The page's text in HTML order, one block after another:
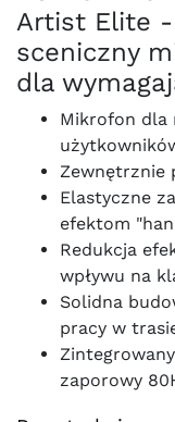
Artist Elite
sceniczny
dla
Mikrofon dla
Zewnętrznie
Elastyczne
efektom
Redukcja
wpływu na
Solidna
pracy w
zaporowy